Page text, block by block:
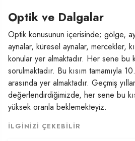
Optik ve Dalgalar
Optik konusunun içerisinde; gölge,
aynalar, küresel aynalar, mercekler,
konular yer almaktadır. Her sene bu
sorulmaktadır. Bu kısım tamamıyla
arasında yer almaktadır. Geçmiş
değerlendirdiğimizde, her sene bu
yüksek oranla beklemekteyiz.
İLGINIZI ÇEKEBILIR